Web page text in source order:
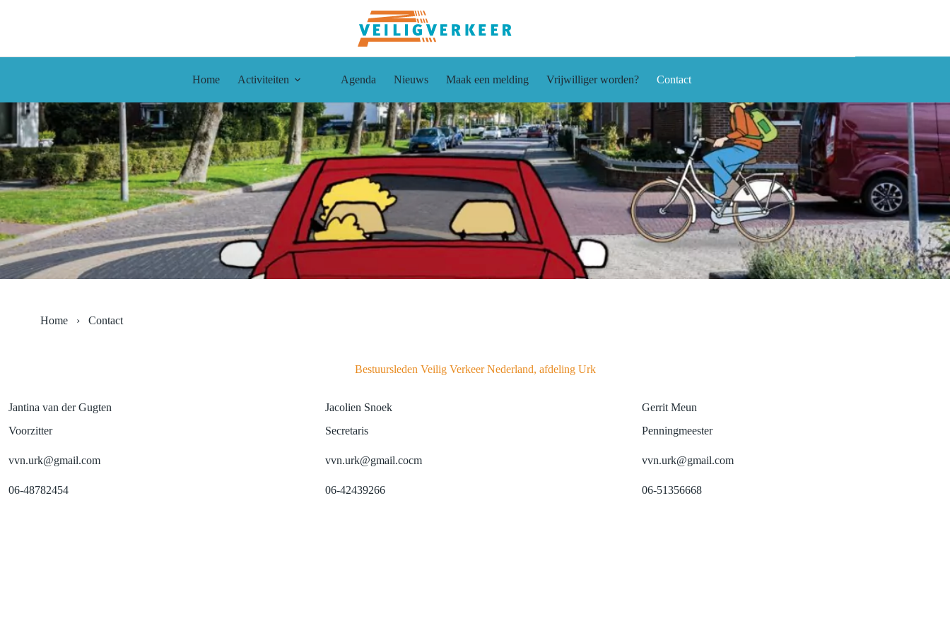
Home Activiteiten Agenda Nieuws Maak een melding Vrijwilliger worden? Contact
Home › Contact
Bestuursleden Veilig Verkeer Nederland, afdeling Urk
Jantina van der Gugten
Voorzitter
vvn.urk@gmail.com
06-48782454
Jacolien Snoek
Secretaris
vvn.urk@gmail.cocm
06-42439266
Gerrit Meun
Penningmeester
vvn.urk@gmail.com
06-51356668